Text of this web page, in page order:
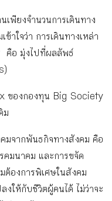
เพียงจำนวนการเดินทาง
าใจว่า การเดินทางเหล่า
คือ มุ่งไปที่ผลลัพธ์
ของกองทุน Big Society
ม
มจากพันธกิจทางสังคม คือ
คมนาคม และการขจัด
ต้องการพิเศษในสังคม
งให้กับชีวิตผู้คนได้ ไม่ว่าจะ